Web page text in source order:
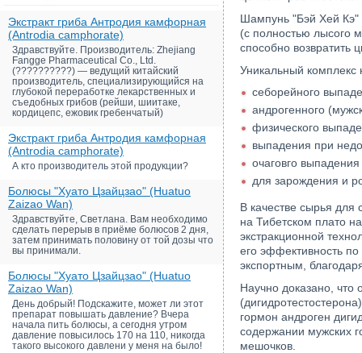
Экстракт гриба Антродия камфорная
(Antrodia camphorate)
Здравствуйте. Производитель: Zhejiang
Fangge Pharmaceutical Co., Ltd.
(??????????) — ведущий китайский
производитель, специализирующийся на
глубокой переработке лекарственных и
съедобных грибов (рейши, шиитаке,
кордицепс, ежовик гребенчатый)
Экстракт гриба Антродия камфорная
(Antrodia camphorate)
А кто производитель этой продукции?
Болюсы "Хуато Цзайцзао" (Huatuo
Zaizao Wan)
Здравствуйте, Светлана. Вам необходимо
сделать перерыв в приёме болюсов 2 дня,
затем принимать половину от той дозы что
вы принимали.
Болюсы "Хуато Цзайцзао" (Huatuo
Zaizao Wan)
День добрый! Подскажите, может ли этот
препарат повышать давление? Вчера
начала пить болюсы, а сегодня утром
давление повысилось 170 на 110, никогда
такого высокого давлени у меня на было!
Шампунь "Бэй Хей Кэ"
(с полностью лысого
способно возвратить
Уникальный
себорейного
андрогенного
физического
выпадения при
очаговго
для зарождения и
В качестве сырья
на Тибетском плато
экстракционной
его эффективность
экспортным,
Научно доказано, что
гормон андроген
содержании мужских
мешочков.